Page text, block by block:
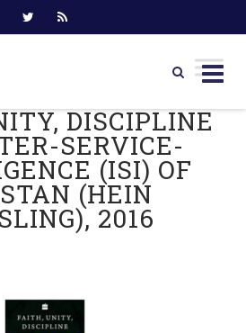
DISCIPLINE
SERVICE-
(ISI) OF
(HEIN
2016